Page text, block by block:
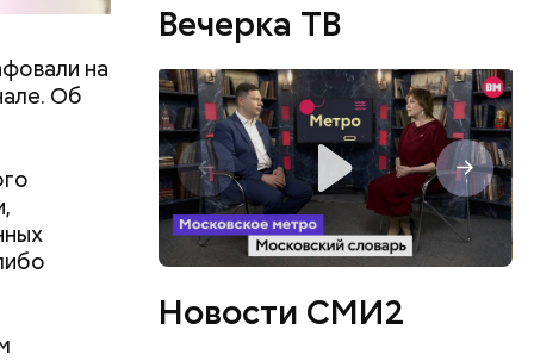
на
Об
тысячу
Вечерка ТВ
Новости СМИ2